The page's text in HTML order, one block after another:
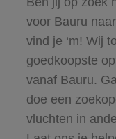
voor Bauru
vind je ‘m! Wij
goedkoopste
vanaf Bauru.
doe een
vluchten in